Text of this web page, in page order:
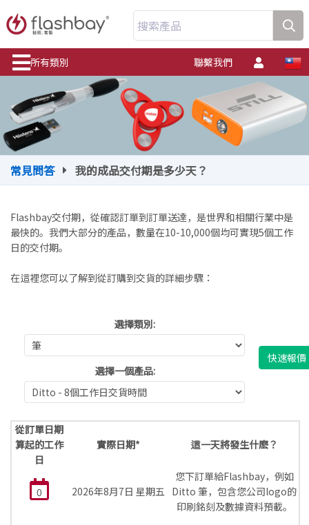
搜索產品
所有類別 聯繫我們
常見問答 我的成品交付期是多少天？
Flashbay交付期，從確認訂單到訂單送達，是世界和相關行業中是
最快的。我們大部分的產品，數量在10-10,000個均可實現5個工作
日的交付期。
在這裡您可以了解到從訂購到交貨的詳細步驟：
選擇類別:
選擇一個產品:
快速報價
從訂單日期
算起的工作
日
實際日期* 這一天將發生什麽？
0 2026年8月7日 星期五
您下訂單給Flashbay，例如
Ditto 筆，包含您公司logo的
印刷銘刻及數據資料預載。